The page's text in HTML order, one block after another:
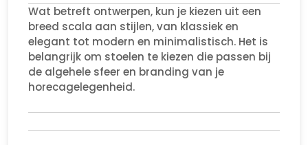
Wat betreft ontwerpen, kun je kiezen uit een
breed scala aan stijlen, van klassiek en
elegant tot modern en minimalistisch. Het is
belangrijk om stoelen te kiezen die passen bij
de algehele sfeer en branding van je
horecagelegenheid.